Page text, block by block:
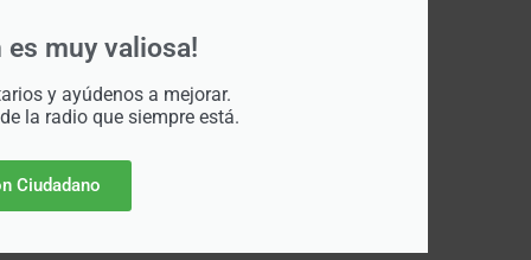
es muy valiosa!
y ayúdenos a mejorar.
la radio que siempre está.
Ciudadano